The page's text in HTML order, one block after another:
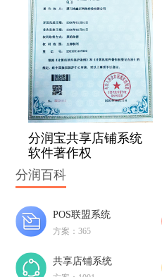
分润宝共享店铺系统
软件著作权
分润百科
POS联盟系统
方案：365
共享店铺系统